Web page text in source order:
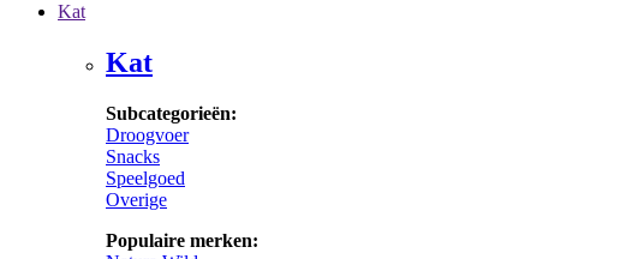
Kat
Kat
Subcategorieën:
Droogvoer
Snacks
Speelgoed
Overige
Populaire merken: